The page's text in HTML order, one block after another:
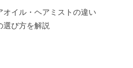
オイル・ヘアミストの違い
選び方を解説